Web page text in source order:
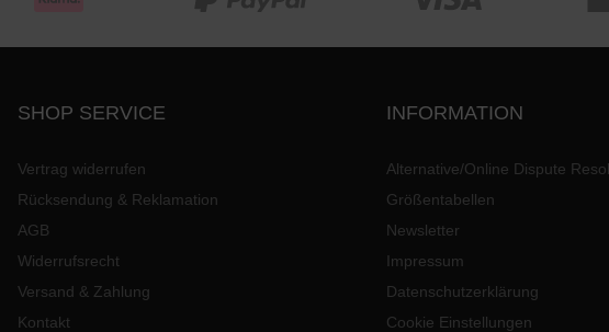
SHOP SERVICE
Vertrag widerrufen
Rücksendung & Reklamation
AGB
Widerrufsrecht
Versand & Zahlung
Kontakt
INFORMATION
Alternative/Online Dispute
Größentabellen
Newsletter
Impressum
Datenschutzerklärung
Cookie Einstellungen